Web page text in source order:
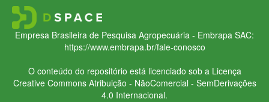
Empresa Brasileira de Pesquisa Agropecuária - Embrapa SAC:
https://www.embrapa.br/fale-conosco
O conteúdo do repositório está licenciado sob a Licença
Creative CommonsAtribuição - NãoComercial - SemDerivações
4.0 Internacional.